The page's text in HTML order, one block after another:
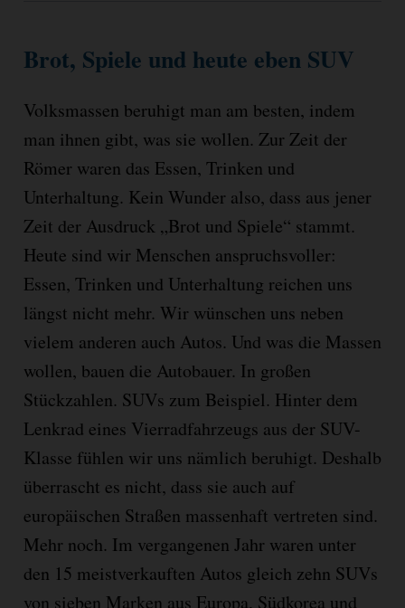
Brot, Spiele und heute eben SUV
Volksmassen beruhigt man am besten, indem
man ihnen gibt, was sie wollen. Zur Zeit der
Römer waren das Essen, Trinken und
Unterhaltung. Kein Wunder also, dass aus jener
Zeit der Ausdruck „Brot und Spiele“ stammt.
Heute sind wir Menschen anspruchsvoller:
Essen, Trinken und Unterhaltung reichen uns
längst nicht mehr. Wir wünschen uns neben
vielem anderen auch Autos. Und was die Massen
wollen, bauen die Autobauer. In großen
Stückzahlen. SUVs zum Beispiel. Hinter dem
Lenkrad eines Vierradfahrzeugs aus der SUV-
Klasse fühlen wir uns nämlich beruhigt. Deshalb
überrascht es nicht, dass sie auch auf
europäischen Straßen massenhaft vertreten sind.
Mehr noch. Im vergangenen Jahr waren unter
den 15 meistverkauften Autos gleich zehn SUVs
von sieben Marken aus Europa, Südkorea und